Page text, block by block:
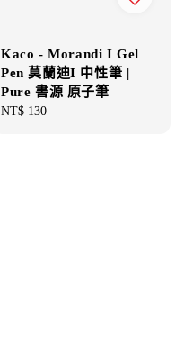
Kaco - Morandi I Gel
Pen 莫蘭迪I 中性筆 |
Pure 書源 原子筆
Regular
NT$ 130